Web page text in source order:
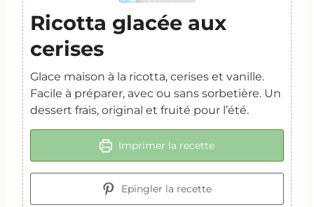
Ricotta glacée aux
cerises
Glace maison à la ricotta, cerises et vanille.
Facile à préparer, avec ou sans sorbetière. Un
dessert frais, original et fruité pour l’été.
Imprimer la recette
Epingler la recette